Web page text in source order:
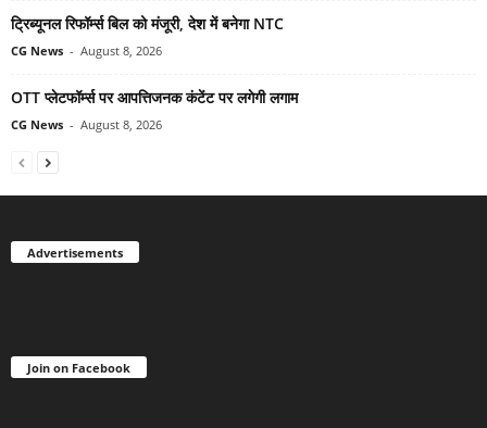
ट्रिब्यूनल रिफॉर्म्स बिल को मंजूरी, देश में बनेगा NTC
CG News - August 8, 2026
OTT प्लेटफॉर्म्स पर आपत्तिजनक कंटेंट पर लगेगी लगाम
CG News - August 8, 2026
Advertisements
Join on Facebook